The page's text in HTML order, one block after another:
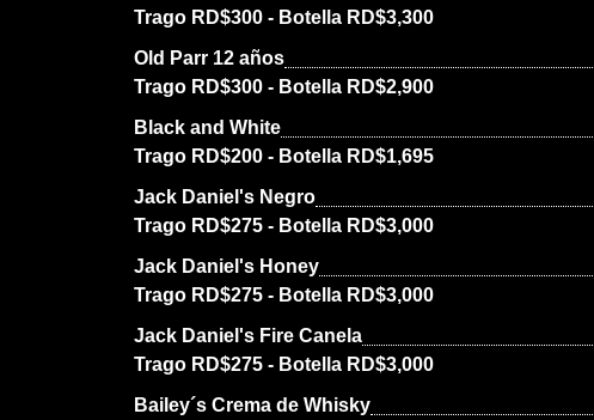
Trago RD$300 - Botella RD$3,300
Old Parr 12 años
Trago RD$300 - Botella RD$2,900
Black and White
Trago RD$200 - Botella RD$1,695
Jack Daniel's Negro
Trago RD$275 - Botella RD$3,000
Jack Daniel's Honey
Trago RD$275 - Botella RD$3,000
Jack Daniel's Fire Canela
Trago RD$275 - Botella RD$3,000
Bailey´s Crema de Whisky